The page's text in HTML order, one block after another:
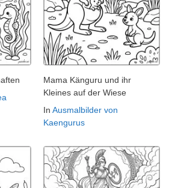
Mama Känguru und ihr
Kleines auf der Wiese
In Ausmalbilder von
Kaengurus